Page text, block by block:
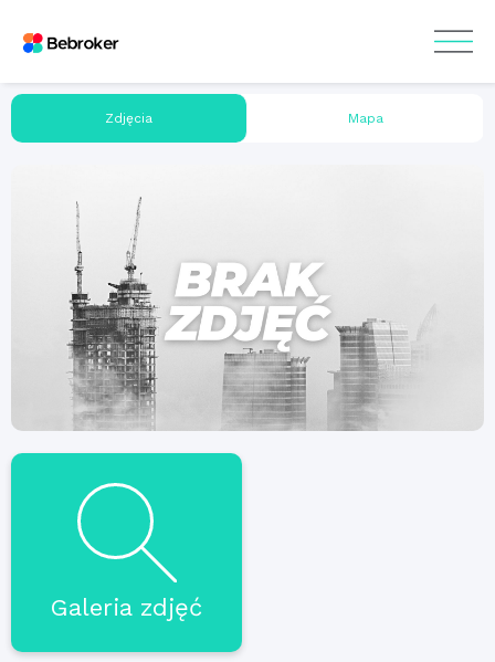
Zdjęcia Mapa
Galeria zdjęć